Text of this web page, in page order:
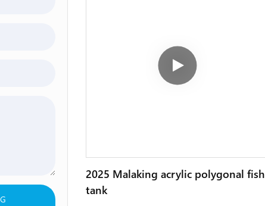
2025 Malaking acrylic polygonal fish
tank